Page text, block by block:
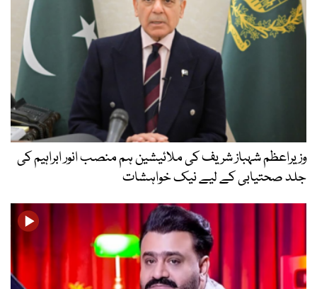
وزیراعظم شہباز شریف کی ملائیشین ہم منصب انور ابراہیم کی
جلد صحتیابی کے لیے نیک خواہشات